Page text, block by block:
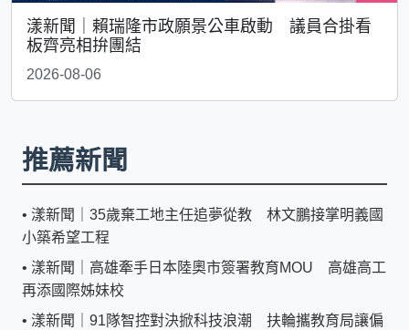
漾新聞｜賴瑞隆市政願景公車啟動 議員合掛看
板齊亮相拚團結
2026-08-06
推薦新聞
• 漾新聞｜35歲棄工地主任追夢從教 林文鵬接掌明義國
小築希望工程
• 漾新聞｜高雄牽手日本陸奧市簽署教育MOU 高雄高工
再添國際姊妹校
• 漾新聞｜91隊智控對決掀科技浪潮 扶輪攜教育局讓偏